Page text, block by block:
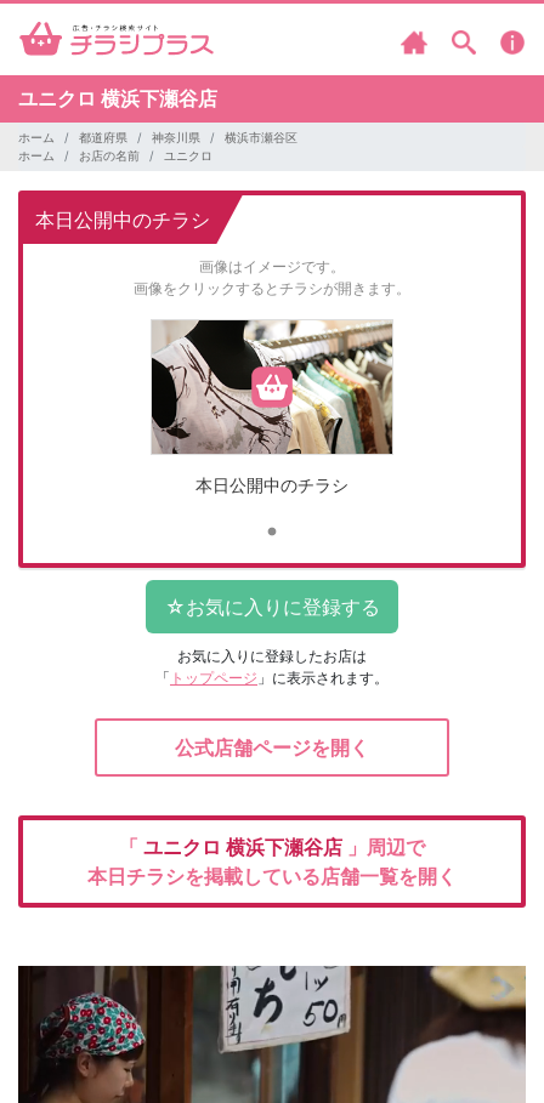
ユニクロ 横浜下瀬谷店
ホーム 都道府県 神奈川県
横浜市瀬谷区
ホーム
お店の名前 ユニクロ
本日公開中のチラシ
画像はイメージです。
画像をクリックするとチラシが開きます。
本日公開中のチラシ
お気に入りに登録したお店は
「 トップページ 」に表示されます。
公式店舗ページを開く
「 ユニクロ 横浜下瀬谷店 」周辺で
本日チラシを掲載している店舗一覧を開く